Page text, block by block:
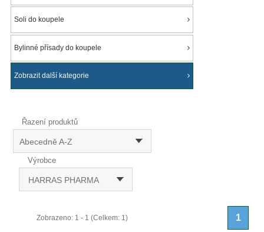
Soli do koupele
Bylinné přísady do koupele
Zobrazit další kategorie
Řazení produktů
Abecedně A-Z
Výrobce
HARRAS PHARMA
Zobrazeno: 1 - 1 (Celkem: 1) 1